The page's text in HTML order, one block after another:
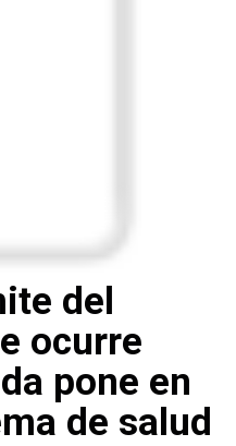
del
ocurre
pone en
de salud